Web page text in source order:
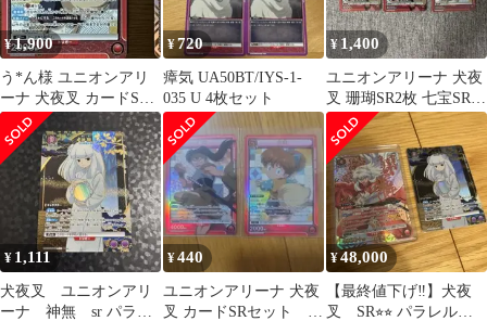
¥1,900
う*ん様 ユニオンアリ
ーナ 犬夜叉 カードSR
セット
¥720
瘴気 UA50BT/IYS-1-
035 U 4枚セット
¥1,400
ユニオンアリーナ 犬夜
叉 珊瑚SR2枚 七宝SR1
枚 計3枚セット
¥ 1,111
犬夜叉 ユニオンアリ
ーナ 神無 sr パラレ
¥440
ユニオンアリーナ 犬夜
叉 カードSRセット 七
¥48,000
【最終値下げ‼️】犬夜
叉 SR⭐︎⭐︎ パラレル